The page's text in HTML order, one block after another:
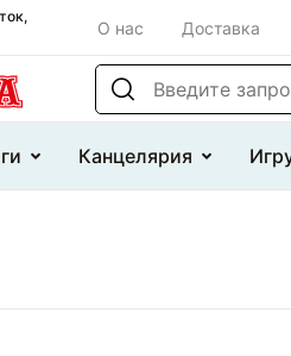
О нас Доставка
Поиск по сайту
Канцелярия